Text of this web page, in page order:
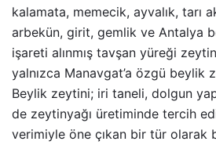
kalamata, memecik, ayvalık, tarı
arbekün, girit, gemlik ve Antalya
işareti alınmış tavşan yüreği
yalnızca Manavgat’a özgü beylik
Beylik zeytini; iri taneli, dolgun
de zeytinyağı üretiminde tercih
verimiyle öne çıkan bir tür olarak